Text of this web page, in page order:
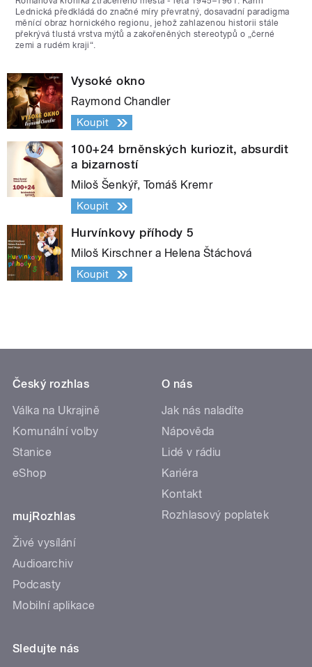
Lednická předkládá do značné míry převratný, dosavadní paradigma
měnící obraz hornického regionu, jehož zahlazenou historii stále
překrývá tlustá vrstva mýtů a zakořeněných stereotypů o „černé
zemi a rudém kraji“.
Vysoké okno
Raymond Chandler
Koupit
100+24 brněnských kuriozit, absurdit
a bizarností
Miloš Šenkýř, Tomáš Kremr
Koupit
Hurvínkovy příhody 5
Miloš Kirschner a Helena Štáchová
Koupit
Český rozhlas
Válka na Ukrajině
Komunální volby
Stanice
eShop
mujRozhlas
Živé vysílání
Audioarchiv
Podcasty
Mobilní aplikace
O nás
Jak nás naladíte
Nápověda
Lidé v rádiu
Kariéra
Kontakt
Rozhlasový poplatek
Sledujte nás